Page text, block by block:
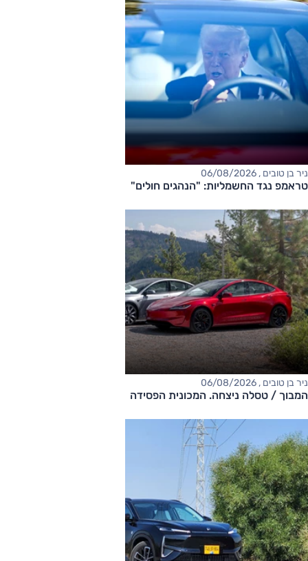
ניר בן טובים , 06/08/2026
טראמפ נגד החשמליות: "הנהגים חולים"
ניר בן טובים , 06/08/2026
המבוך / טסלה ניצחה. המכונית הפסידה